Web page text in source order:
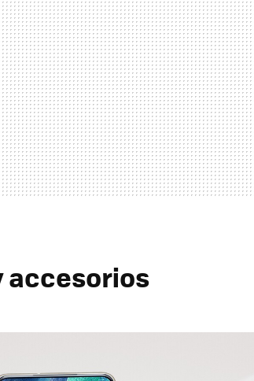
accesorios